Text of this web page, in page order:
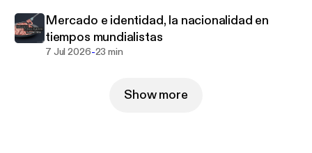
Mercado e identidad, la nacionalidad en
tiempos mundialistas
7 Jul 2026-23 min
Show more